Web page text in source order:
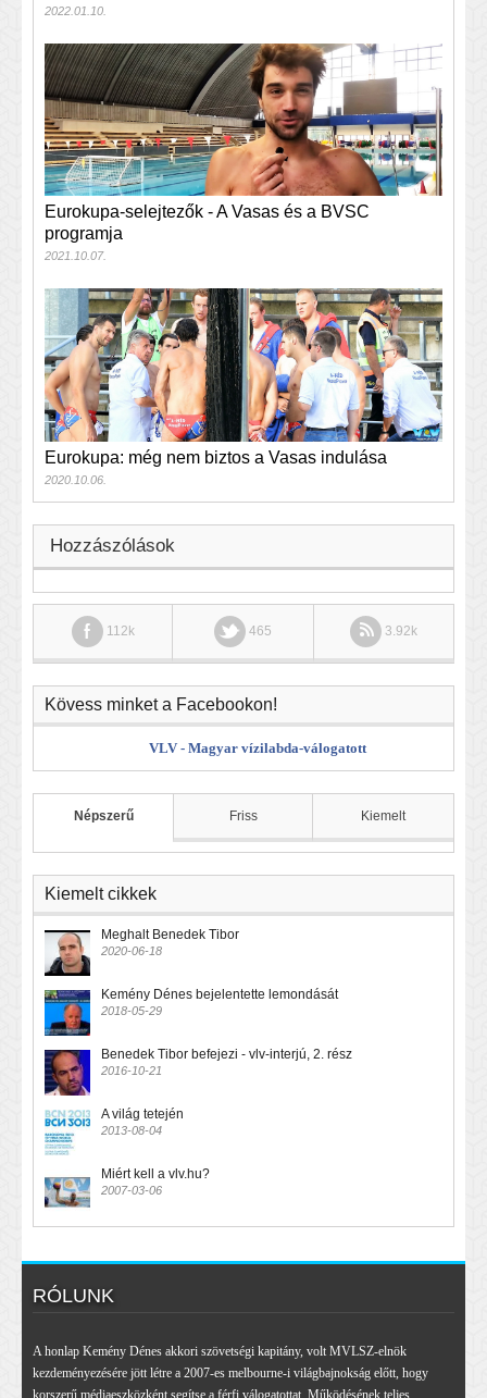
2022.01.10.
Eurokupa-selejtezők - A Vasas és a BVSC
programja
2021.10.07.
Eurokupa: még nem biztos a Vasas indulása
2020.10.06.
Hozzászólások
112k 465 3.92k
Kövess minket a Facebookon!
VLV - Magyar vízilabda-válogatott
Népszerű Friss Kiemelt
Kiemelt cikkek
Meghalt Benedek Tibor
2020-06-18
Kemény Dénes bejelentette lemondását
2018-05-29
Benedek Tibor befejezi - vlv-interjú, 2. rész
2016-10-21
A világ tetején
2013-08-04
Miért kell a vlv.hu?
2007-03-06
RÓLUNK
A honlap Kemény Dénes akkori szövetségi kapitány, volt MVLSZ-elnök
kezdeményezésére jött létre a 2007-es melbourne-i világbajnokság előtt, hogy
korszerű médiaeszközként segítse a férfi válogatottat. Működésének teljes